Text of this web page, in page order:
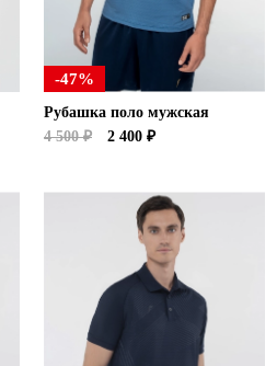
-47%
Рубашка поло мужская
4 500 ₽
2 400 ₽